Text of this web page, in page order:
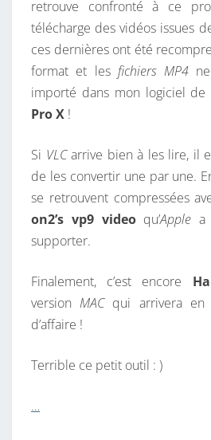
G
L
E
O
N
S
V
P
9
D
E
retrouve confronté à ce
télécharge des vidéos issues
ces dernières ont été
format et les fichiers MP4
importé dans mon logiciel de
Pro X !
Si VLCarrive bien à les lire, il
de les convertir une par une.
se retrouvent compressées
on2’s vp9 video qu’Apple a
supporter.
Finalement, c’est encore
versionMACqui arrivera
d’affaire !
Terrible ce petit outil : )
…